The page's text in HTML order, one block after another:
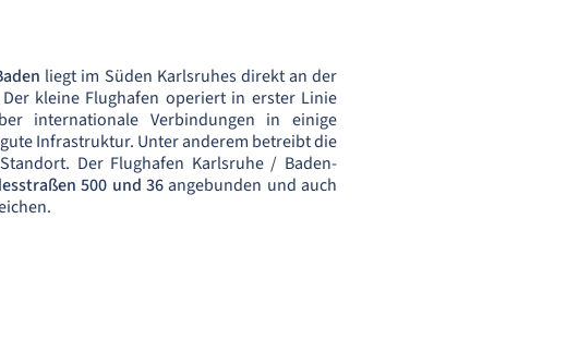
liegt im Süden Karlsruhes direkt an der
kleine Flughafen operiert in erster Linie
internationale Verbindungen in einige
Infrastruktur. Unter anderem betreibt die
Der Flughafen Karlsruhe / Baden-
500 und 36angebunden und auch